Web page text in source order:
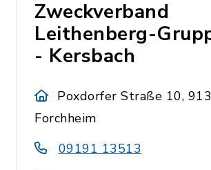
Zweckverband
Leithenberg-
- Kersbach
Poxdorfer Straße 10,
Forchheim
09191 13513